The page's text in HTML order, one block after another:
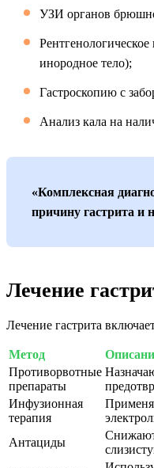
УЗИ органов
инородное тело);
Гастроскопию с
Анализ кала на
«Комплексная
причину гастрита и
Лечение
Лечение гастрита
Метод
Противорвотные
препараты
Инфузионная
терапия
Антациды